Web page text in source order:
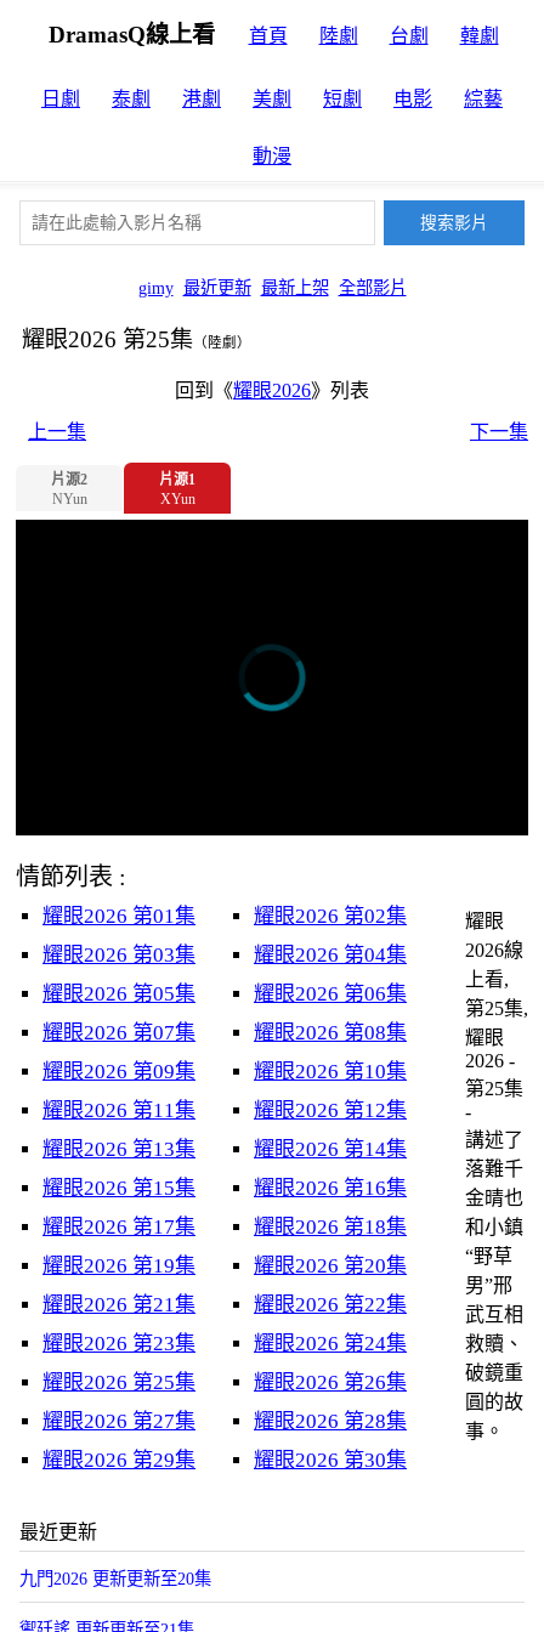
DramasQ線上看 首頁 陸劇 台劇 韓劇
日劇 泰劇 港劇 美劇 短劇 电影 綜藝
動漫
gimy 最近更新 最新上架 全部影片
耀眼2026 第25集 （陸劇）
回到《耀眼2026》列表
上一集
下一集
片源2
NYun
片源1
XYun
情節列表 :
耀眼2026 第01集
耀眼2026 第02集
耀眼2026 第03集
耀眼2026 第04集
耀眼2026 第05集
耀眼2026 第06集
耀眼2026 第07集
耀眼2026 第08集
耀眼2026 第09集
耀眼2026 第10集
耀眼2026 第11集
耀眼2026 第12集
耀眼2026 第13集
耀眼2026 第14集
耀眼2026 第15集
耀眼2026 第16集
耀眼2026 第17集
耀眼2026 第18集
耀眼2026 第19集
耀眼2026 第20集
耀眼2026 第21集
耀眼2026 第22集
耀眼2026 第23集
耀眼2026 第24集
耀眼2026 第25集
耀眼2026 第26集
耀眼2026 第27集
耀眼2026 第28集
耀眼2026 第29集
耀眼2026 第30集
耀眼
2026線
上看,
第25集,
耀眼
2026 -
第25集
-
講述了
落難千
金晴也
和小鎮
“野草
男”邢
武互相
救贖、
破鏡重
圓的故
事。
最近更新
九門2026 更新更新至20集